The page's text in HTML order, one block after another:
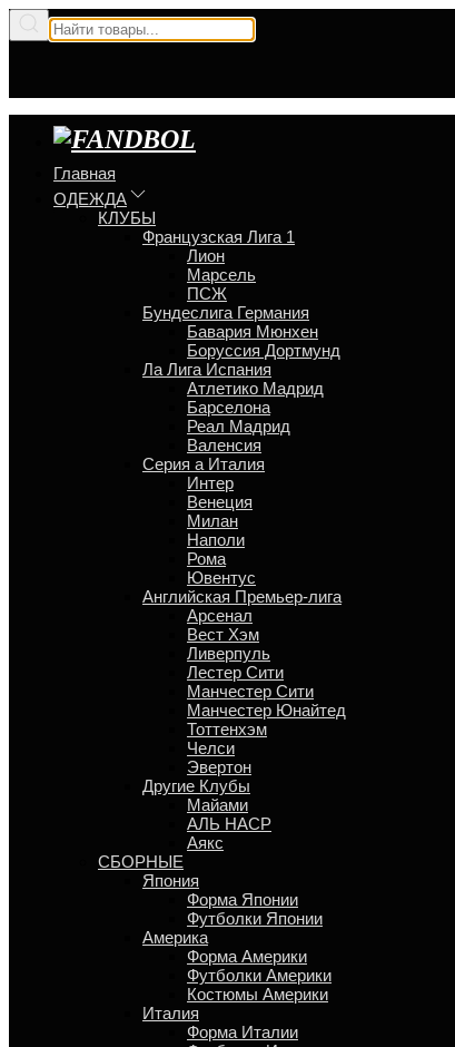
Главная
ОДЕЖДА
КЛУБЫ
Французская Лига 1
Лион
Марсель
ПСЖ
Бундеслига Германия
Бавария Мюнхен
Боруссия Дортмунд
Ла Лига Испания
Атлетико Мадрид
Барселона
Реал Мадрид
Валенсия
Серия a Италия
Интер
Венеция
Милан
Наполи
Рома
Ювентус
Английская Премьер-лига
Арсенал
Вест Хэм
Ливерпуль
Лестер Сити
Манчестер Сити
Манчестер Юнайтед
Тоттенхэм
Челси
Эвертон
Другие Клубы
Майами
АЛЬ НАСР
Аякс
СБОРНЫЕ
Япония
Форма Японии
Футболки Японии
Америка
Форма Америки
Футболки Америки
Костюмы Америки
Италия
Форма Италии